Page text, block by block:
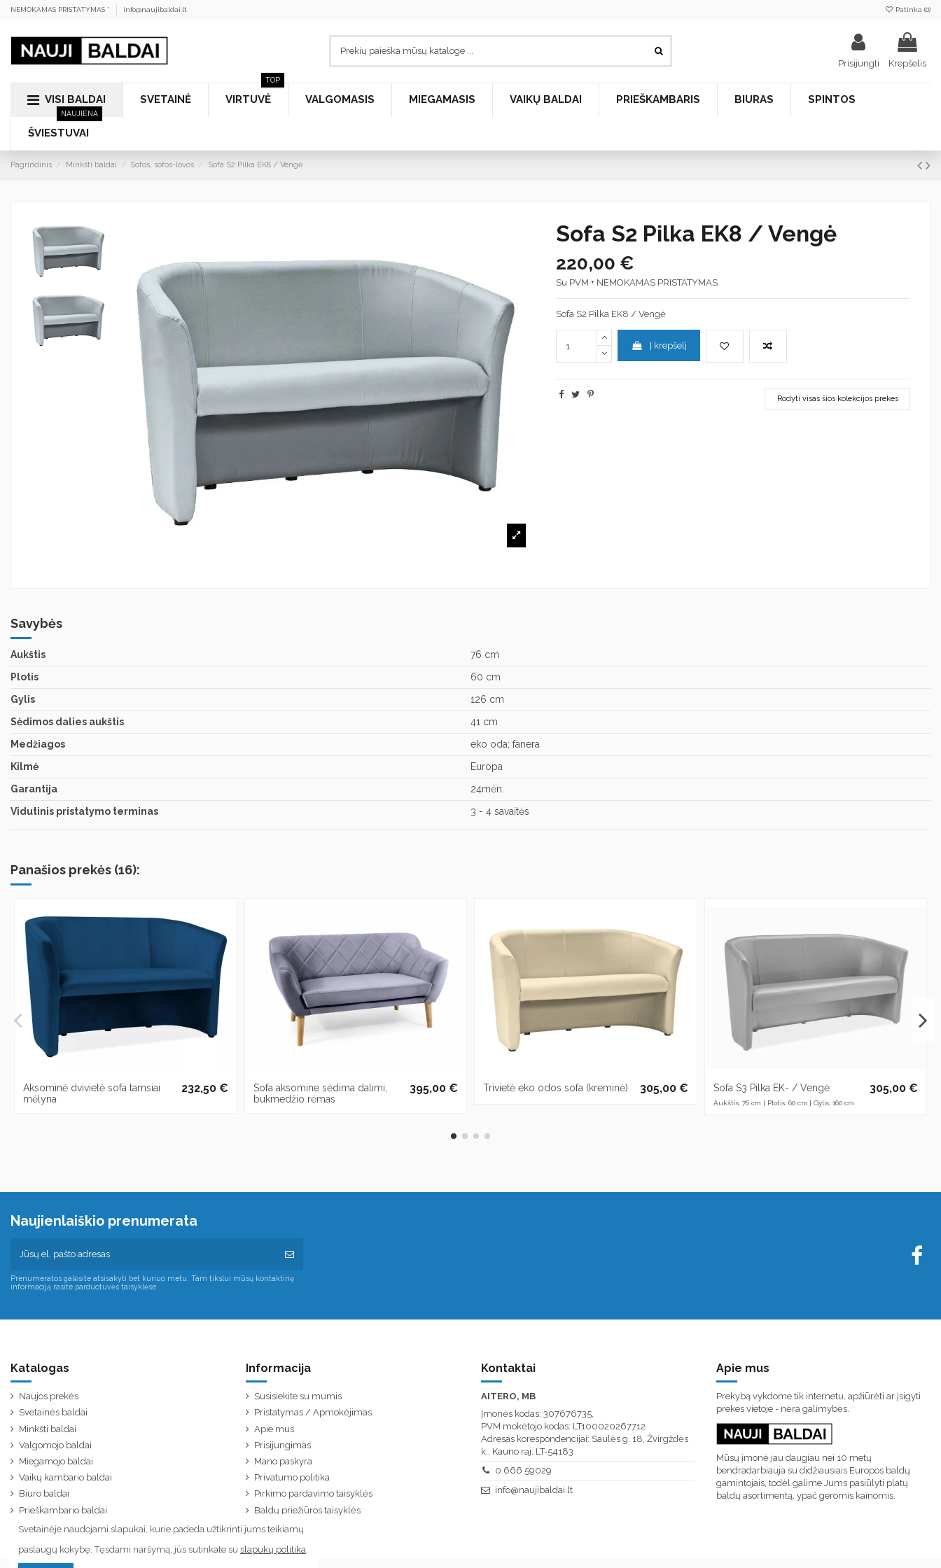
NEMOKAMAS PRISTATYMAS * info@naujibaldai.lt Patinka (0)
Prisijungti Krepšelis
VISI BALDAI SVETAINĖ VIRTUVĖ
TOP
VALGOMASIS MIEGAMASIS VAIKŲ BALDAI PRIEŠKAMBARIS BIURAS SPINTOS
ŠVIESTUVAI
NAUJIENA
Pagrindinis Minkšti baldai Sofos, sofos-lovos Sofa S2 Pilka EK8 / Vengė
Sofa S2 Pilka EK8 / Vengė
220,00 €
Su PVM + NEMOKAMAS PRISTATYMAS
Sofa S2 Pilka EK8 / Vengė
Į krepšelį
Rodyti visas šios kolekcijos prekes
Savybės
Aukštis
76 cm
Plotis
60 cm
Gylis
126 cm
Sėdimos dalies aukštis
41 cm
Medžiagos
eko oda; fanera
Kilmė
Europa
Garantija
24mėn.
Vidutinis pristatymo terminas
3 - 4 savaitės
Panašios prekės (16):
Aksominė dvivietė sofa tamsiai
mėlyna
232,50 €
Sofa aksomine sėdima dalimi,
bukmedžio rėmas
395,00 € Trivietė eko odos sofa (kreminė) 305,00 € Sofa S3 Pilka EK- / Vengė
Aukštis: 76 cm | Plotis: 60 cm | Gylis: 160 cm
305,00 €
Naujienlaiškio prenumerata
Prenumeratos galėsite atsisakyti bet kuriuo metu. Tam tikslui mūsų kontaktinę
informaciją rasite parduotuvės taisyklėse.
Katalogas
Naujos prekės
Svetainės baldai
Minkšti baldai
Valgomojo baldai
Miegamojo baldai
Vaikų kambario baldai
Biuro baldai
Prieškambario baldai
Informacija
Susisiekite su mumis
Pristatymas / Apmokėjimas
Apie mus
Prisijungimas
Mano paskyra
Privatumo politika
Pirkimo pardavimo taisyklės
Baldų priežiūros taisyklės
Kontaktai
AITERO, MB
Įmonės kodas: 307676735,
PVM mokėtojo kodas: LT100020267712
Adresas korespondencijai: Saulės g. 18, Žvirgždės
k., Kauno raj. LT-54183
0 666 59029
info@naujibaldai.lt
Apie mus
Prekybą vykdome tik internetu, apžiūrėti ar įsigyti
prekes vietoje - nėra galimybės.
Mūsų įmonė jau daugiau nei 10 metų
bendradarbiauja su didžiausiais Europos baldų
gamintojais, todėl galime Jums pasiūlyti platų
baldų asortimentą, ypač geromis kainomis.
Svetainėje naudojami slapukai, kurie padeda užtikrinti jums teikiamų
paslaugų kokybę. Tęsdami naršymą, jūs sutinkate su slapukų politika